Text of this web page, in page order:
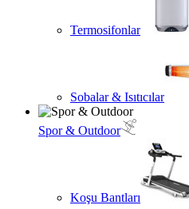
Termosifonlar
Sobalar & Isıtıcılar
Spor & Outdoor
Koşu Bantları